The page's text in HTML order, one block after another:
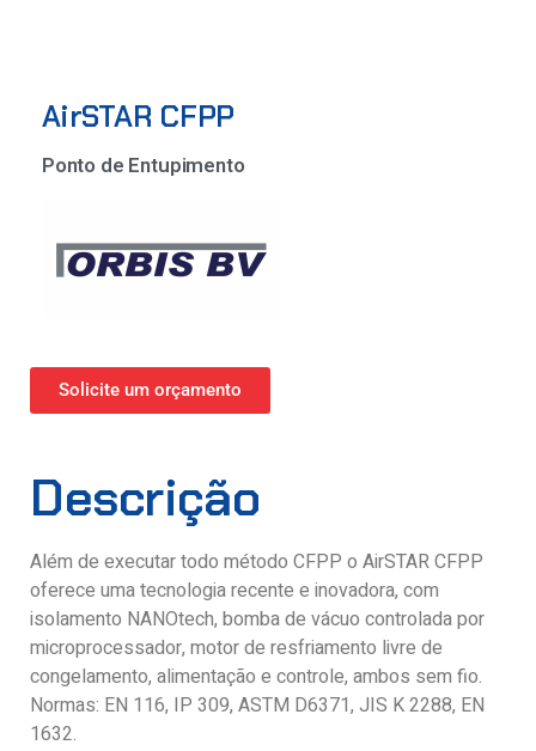
AirSTAR CFPP
Ponto de Entupimento
Solicite um orçamento
Descrição
Além de executar todo método CFPP o AirSTAR CFPP
oferece uma tecnologia recente e inovadora, com
isolamento NANOtech, bomba de vácuo controlada por
microprocessador, motor de resfriamento livre de
congelamento, alimentação e controle, ambos sem fio.
Normas: EN 116, IP 309, ASTM D6371, JIS K 2288, EN
1632.